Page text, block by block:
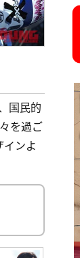
国民的
を過ご
ンよ